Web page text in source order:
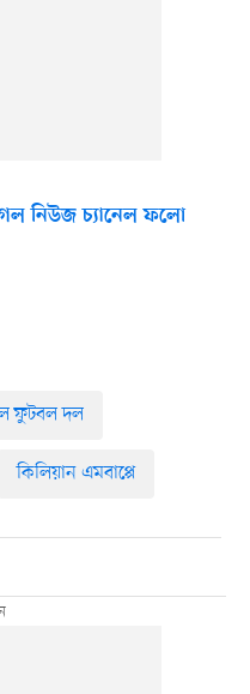
নিউজ চ্যানেল ফলো
ফুটবল দল
কিলিয়ান এমবাপ্পে